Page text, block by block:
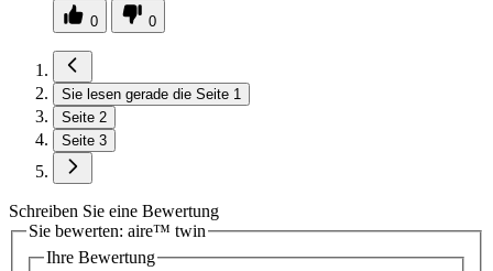
0 0
Sie lesen gerade die Seite 1
Seite 2
Seite 3
Schreiben Sie eine Bewertung
Sie bewerten: aire™ twin
Ihre Bewertung